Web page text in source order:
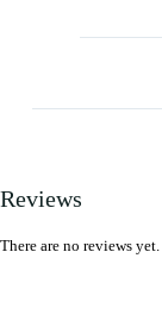
Reviews
There are no reviews yet.